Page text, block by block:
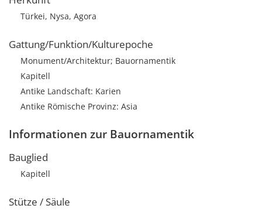
Türkei, Nysa, Agora
Gattung/Funktion/Kulturepoche
Monument/Architektur; Bauornamentik
Kapitell
Antike Landschaft: Karien
Antike Römische Provinz: Asia
Informationen zur Bauornamentik
Bauglied
Kapitell
Stütze / Säule